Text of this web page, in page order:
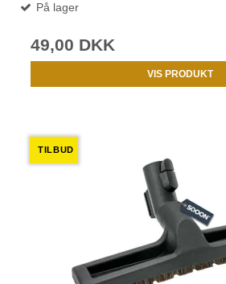
På lager
49,00 DKK
VIS PRODUKT
TILBUD